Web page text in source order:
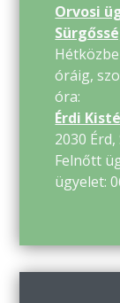
Orvosi
óráig,
óra:
Érdi
2030
Felnőtt
ügyelet: